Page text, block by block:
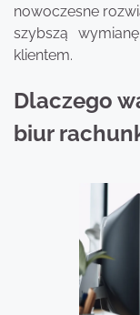
nowoczesne
szybszą
klientem.
Dlaczego
biur